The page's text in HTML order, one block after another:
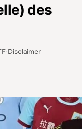
des
Disclaimer